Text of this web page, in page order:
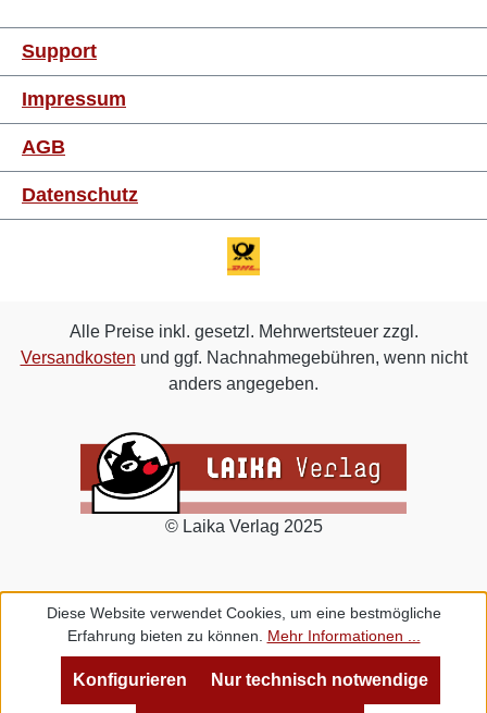
Support
Impressum
AGB
Datenschutz
Alle Preise inkl. gesetzl. Mehrwertsteuer zzgl.
Versandkosten und ggf. Nachnahmegebühren, wenn nicht
anders angegeben.
© Laika Verlag 2025
Diese Website verwendet Cookies, um eine bestmögliche
Erfahrung bieten zu können. Mehr Informationen ...
Nur technisch notwendige
Konfigurieren